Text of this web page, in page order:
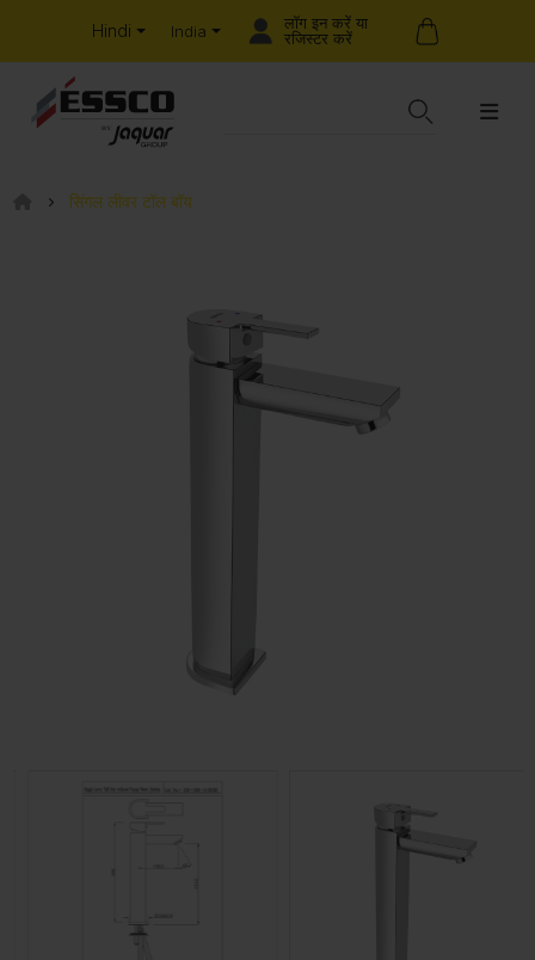
Hindi India
लॉग इन करें या
रजिस्टर करें
सिंगल लीवर टॉल बॉय